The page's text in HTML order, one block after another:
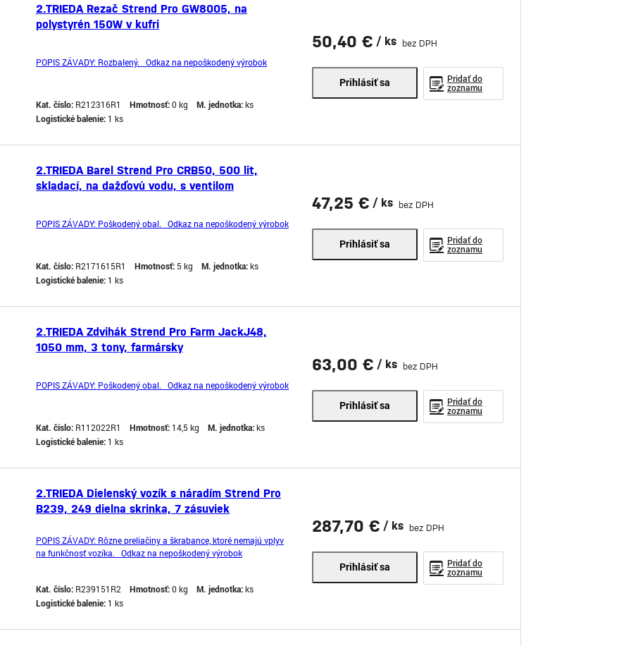
2.TRIEDA Rezač Strend Pro GW8005, na
polystyrén 150W v kufri
POPIS ZÁVADY: Rozbalený. Odkaz na nepoškodený výrobok
Kat. číslo: R212316R1 Hmotnosť:0 kg M. jednotka:ks
Logistické balenie: 1 ks
50,40 € / ks bez DPH
Prihlásiť sa
Pridať do
zoznamu
2.TRIEDA Barel Strend Pro CRB50, 500 lit,
skladací, na dažďovú vodu, s ventilom
POPIS ZÁVADY: Poškodený obal. Odkaz na nepoškodený výrobok
Kat. číslo: R2171615R1 Hmotnosť: 5 kg M. jednotka:ks
Logistické balenie: 1 ks
47,25 € / ks bez DPH
Prihlásiť sa
Pridať do
zoznamu
2.TRIEDA Zdvihák Strend Pro Farm JackJ48,
1050 mm, 3 tony, farmársky
POPIS ZÁVADY: Poškodený obal. Odkaz na nepoškodený výrobok
Kat. číslo: R112022R1 Hmotnosť: 14,5 kg M. jednotka:ks
Logistické balenie: 1 ks
63,00 € / ks bez DPH
Prihlásiť sa
Pridať do
zoznamu
2.TRIEDA Dielenský vozík s náradím Strend Pro
B239, 249 dielna skrinka, 7 zásuviek
POPIS ZÁVADY: Rôzne preliačiny a škrabance, ktoré nemajú vplyv
na funkčnosť vozíka. Odkaz na nepoškodený výrobok
Kat. číslo: R239151R2 Hmotnosť:0 kg M. jednotka:ks
Logistické balenie: 1 ks
287,70 € / ks bez DPH
Prihlásiť sa
Pridať do
zoznamu